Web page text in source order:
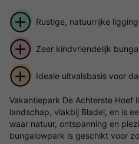
Rustige, natuurrijke
Zeer kindvriendelijk
Ideale uitvalsbasis voor
Vakantiepark De Achterste Hoef
landschap, vlakbij Bladel, en is
waar natuur, ontspanning en
bungalowpark is geschikt voor